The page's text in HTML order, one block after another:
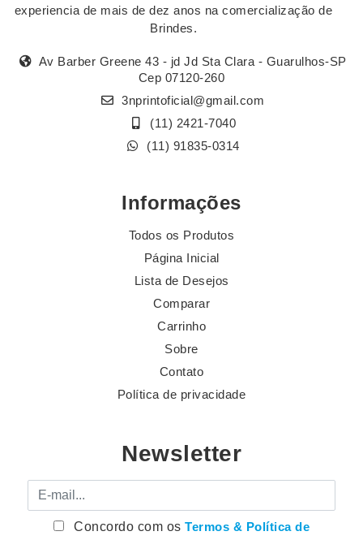
experiencia de mais de dez anos na comercialização de
Brindes.
Av Barber Greene 43 - jd Jd Sta Clara - Guarulhos-SP
Cep 07120-260
3nprintoficial@gmail.com
(11) 2421-7040
(11) 91835-0314
Informações
Todos os Produtos
Página Inicial
Lista de Desejos
Comparar
Carrinho
Sobre
Contato
Política de privacidade
Newsletter
E-mail
Concordo com osTermos & Política de